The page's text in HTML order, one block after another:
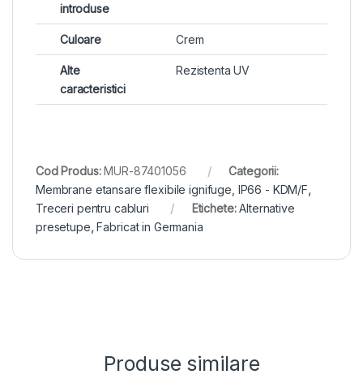
introduse
Culoare Crem
Alte
caracteristici
Rezistenta UV
Cod Produs:MUR-87401056
Categorii:
Membrane etansare flexibile ignifuge, IP66 - KDM/F,
Treceri pentru cabluri
Etichete:Alternative
presetupe,Fabricat in Germania
Produse similare